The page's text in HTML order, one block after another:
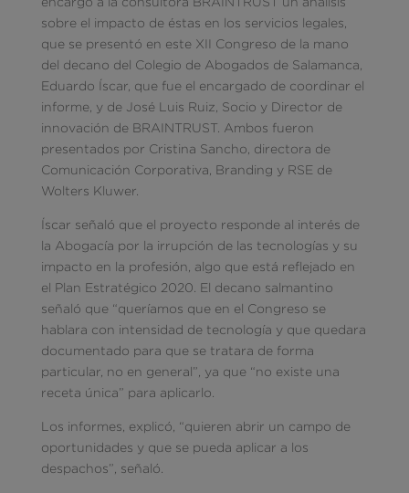
sobre el impacto de éstas en los servicios legales,
que se presentó en este XII Congreso de la mano
del decano del Colegio de Abogados de Salamanca,
Eduardo Íscar, que fue el encargado de coordinar el
informe, y de José Luis Ruiz, Socio y Director de
innovación de BRAINTRUST. Ambos fueron
presentados por Cristina Sancho, directora de
Comunicación Corporativa, Branding y RSE de
Wolters Kluwer.
Íscar señaló que el proyecto responde al interés de
la Abogacía por la irrupción de las tecnologías y su
impacto en la profesión, algo que está reflejado en
el Plan Estratégico 2020. El decano salmantino
señaló que “queríamos que en el Congreso se
hablara con intensidad de tecnología y que quedara
documentado para que se tratara de forma
particular, no en general”, ya que “no existe una
receta única” para aplicarlo.
Los informes, explicó, “quieren abrir un campo de
oportunidades y que se pueda aplicar a los
despachos”, señaló.